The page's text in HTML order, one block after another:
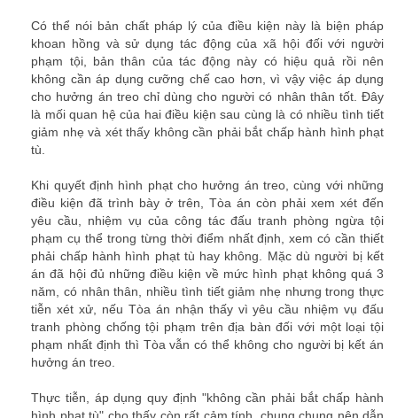
Có thể nói bản chất pháp lý của điều kiện này là biện pháp
khoan hồng và sử dụng tác động của xã hội đối với người
phạm tội, bản thân của tác động này có hiệu quả rồi nên
không cần áp dụng cưỡng chế cao hơn, vì vậy việc áp dụng
cho hưởng án treo chỉ dùng cho người có nhân thân tốt. Đây
là mối quan hệ của hai điều kiện sau cùng là có nhiều tình tiết
giảm nhẹ và xét thấy không cần phải bắt chấp hành hình phạt
tù.
Khi quyết định hình phạt cho hưởng án treo, cùng với những
điều kiện đã trình bày ở trên, Tòa án còn phải xem xét đến
yêu cầu, nhiệm vụ của công tác đấu tranh phòng ngừa tội
phạm cụ thể trong từng thời điểm nhất định, xem có cần thiết
phải chấp hành hình phạt tù hay không. Mặc dù người bị kết
án đã hội đủ những điều kiện về mức hình phạt không quá 3
năm, có nhân thân, nhiều tình tiết giảm nhẹ nhưng trong thực
tiễn xét xử, nếu Tòa án nhận thấy vì yêu cầu nhiệm vụ đấu
tranh phòng chống tội phạm trên địa bàn đối với một loại tội
phạm nhất định thì Tòa vẫn có thể không cho người bị kết án
hưởng án treo.
Thực tiễn, áp dụng quy định "không cần phải bắt chấp hành